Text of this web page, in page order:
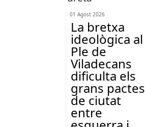
01 Agost 2026
La bretxa
ideològica al
Ple de
Viladecans
dificulta els
grans pactes
de ciutat
entre